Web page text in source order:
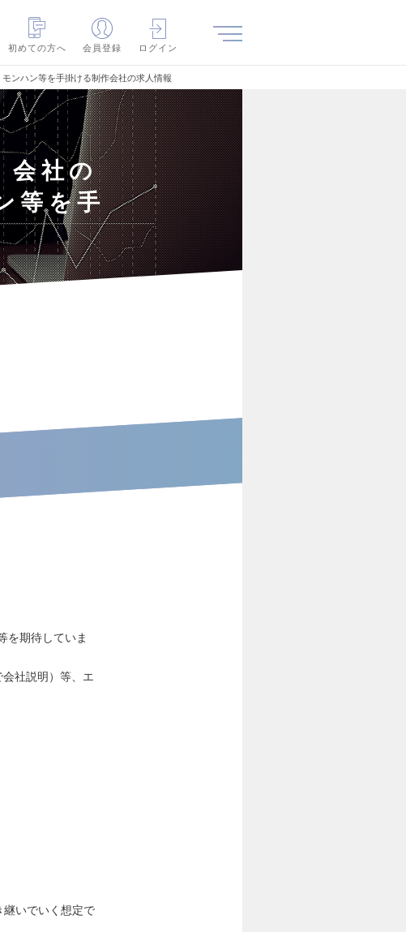
初めての方へ
会員登録 ログイン
ンハン等を手掛ける制作会社の求人情報
会社の
等を手
を期待していま
社説明）等、エ
いでいく想定で